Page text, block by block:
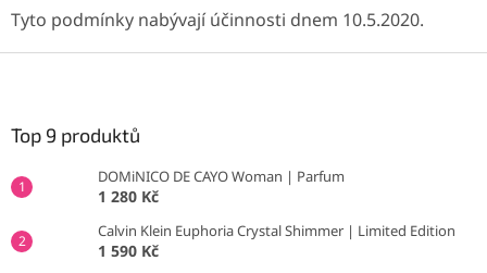
Tyto podmínky nabývají účinnosti dnem 10.5.2020.
Top 9 produktů
DOMiNICO DE CAYO Woman | Parfum
1 280 Kč
Calvin Klein Euphoria Crystal Shimmer | Limited Edition
1 590 Kč